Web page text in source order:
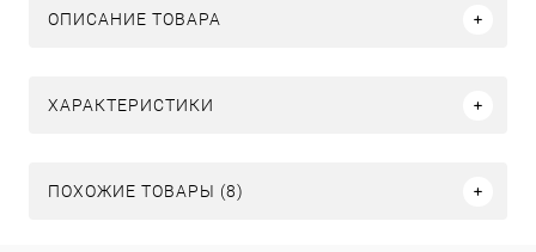
ОПИСАНИЕ ТОВАРА
ХАРАКТЕРИСТИКИ
ПОХОЖИЕ ТОВАРЫ (8)